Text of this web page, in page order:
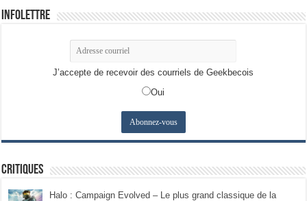
Infolettre
J’accepte de recevoir des courriels de Geekbecois
Oui
Critiques
Halo : Campaign Evolved – Le plus grand classique de la